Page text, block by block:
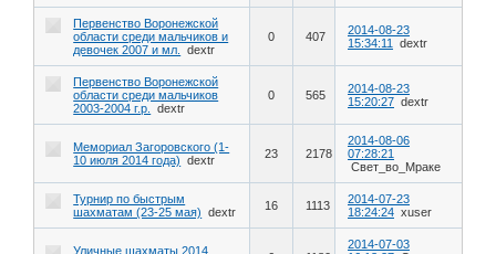
Первенство Воронежской
области среди мальчиков и
девочек 2007 и мл.
dextr
0 407
2014-08-23
15:34:11
dextr
Первенство Воронежской
области среди мальчиков
2003-2004 г.р.
dextr
0 565
2014-08-23
15:20:27 dextr
Мемориал Загоровского (1-
10 июля 2014 года)
dextr 23 2178
2014-08-06
07:28:21
Свет_во_Мраке
Турнир по быстрым
шахматам (23-25 мая)
dextr 16 1113
2014-07-23
18:24:24 xuser
Уличные шахматы 2014
2014-07-03